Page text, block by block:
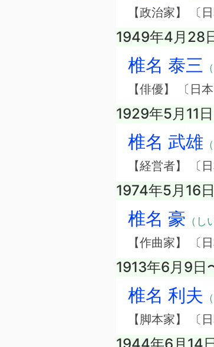
【政治家】 〔
1949年4月28
椎名 泰三
【俳優】 〔日
1929年5月11
椎名 武雄
【経営者】 〔
1974年5月16
椎名 豪 （し
【作曲家】 〔
1913年6月9日
椎名 利夫
【脚本家】 〔